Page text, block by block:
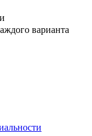
варианта